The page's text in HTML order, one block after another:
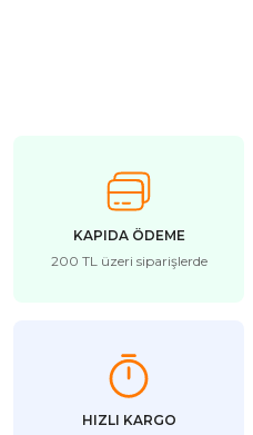
KAPIDA ÖDEME
200 TL üzeri siparişlerde
HIZLI KARGO